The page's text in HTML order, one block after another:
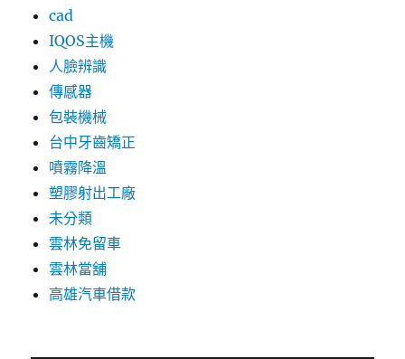
cad
IQOS主機
人臉辨識
傳感器
包裝機械
台中牙齒矯正
噴霧降溫
塑膠射出工廠
未分類
雲林免留車
雲林當舖
高雄汽車借款